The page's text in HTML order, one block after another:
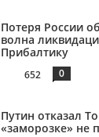
Потеря России
волна
Прибалтику
652 0
Путин отказал
«заморозке» не